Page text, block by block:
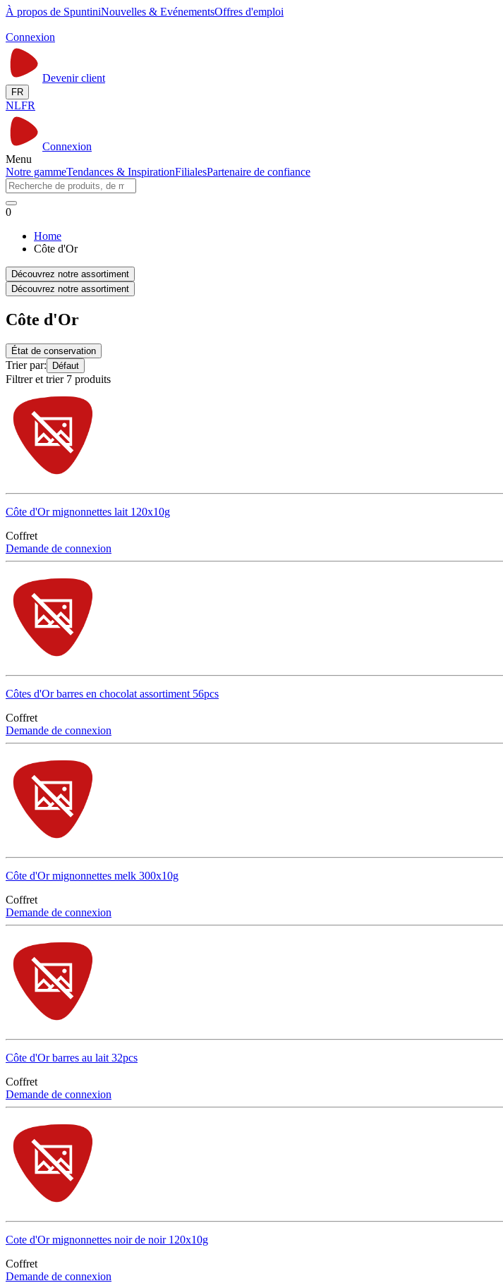
À propos de SpuntiniNouvelles & EvénementsOffres d'emploi
Connexion
Devenir client
FR
NLFR
Connexion
Menu
Notre gammeTendances & InspirationFilialesPartenaire de confiance
0
Home
Côte d'Or
Découvrez notre assortiment
Découvrez notre assortiment
Côte d'Or
État de conservation
Trier par: Défaut
Filtrer et trier 7 produits
Côte d'Or mignonnettes lait 120x10g
Coffret
Demande de connexion
Côtes d'Or barres en chocolat assortiment 56pcs
Coffret
Demande de connexion
Côte d'Or mignonnettes melk 300x10g
Coffret
Demande de connexion
Côte d'Or barres au lait 32pcs
Coffret
Demande de connexion
Cote d'Or mignonnettes noir de noir 120x10g
Coffret
Demande de connexion